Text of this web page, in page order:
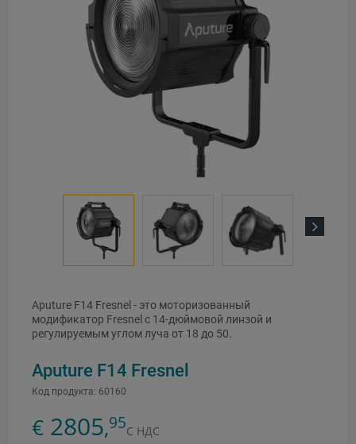
Aputure F14 Fresnel - это моторизованный
модификатор Fresnel с 14-дюймовой линзой и
регулируемым углом луча от 18 до 50.
Aputure F14 Fresnel
Код продукта: 60160
€ 2805,95С НДС